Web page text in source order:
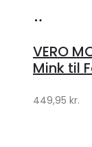
VERO
Mink til
449,95 kr.